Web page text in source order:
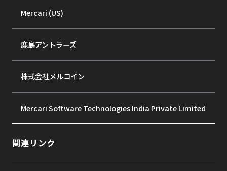
Mercari (US)
鹿島アントラーズ
株式会社メルコイン
Mercari Software Technologies India Private Limited
関連リンク